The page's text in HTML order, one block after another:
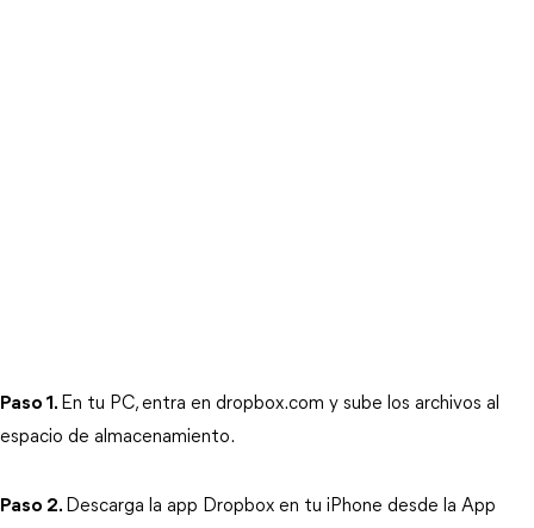
Paso 1. En tu PC, entra en dropbox.com y sube los archivos al
espacio de almacenamiento.
Paso 2. Descarga la app Dropbox en tu iPhone desde la App